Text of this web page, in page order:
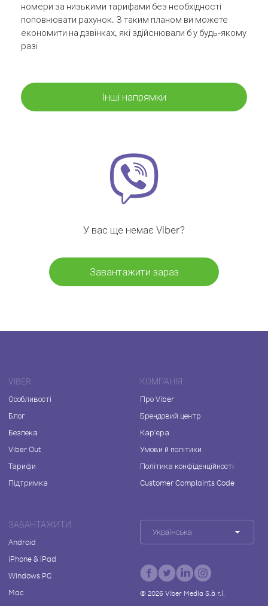
номери за низькими тарифами без необхідності
поповнювати рахунок. З таким планом ви можете
економити на дзвінках, які здійснювали б у будь-якому
разі
Інші напрямки
У вас ще немає Viber?
Завантажити зараз
VIBER
Особливості
Блог
Безпека
Viber Out
Тарифи
Підтримка
КОМПАНІЯ
Про Viber
Брендовий центр
Кар'єра
Умови й політики
Політика конфіденційності
Customer Complaints Code
ЗАВАНТАЖИТИ
Android
iPhone & iPad
Windows PC
Mac
Українська
© 2026Viber Media S.à r.l.